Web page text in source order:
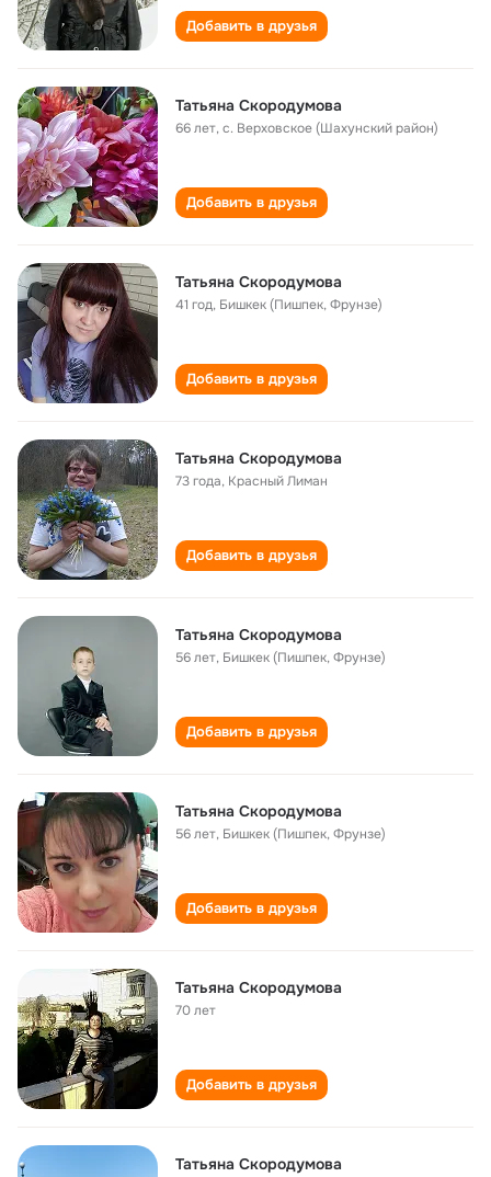
Добавить в друзья
Татьяна Скородумова
66 лет,с. Верховское (Шахунский район)
Добавить в друзья
Татьяна Скородумова
41 год, Бишкек (Пишпек, Фрунзе)
Добавить в друзья
Татьяна Скородумова
73 года, Красный Лиман
Добавить в друзья
Татьяна Скородумова
56 лет, Бишкек (Пишпек, Фрунзе)
Добавить в друзья
Татьяна Скородумова
56 лет, Бишкек (Пишпек, Фрунзе)
Добавить в друзья
Татьяна Скородумова
70 лет
Добавить в друзья
Татьяна Скородумова